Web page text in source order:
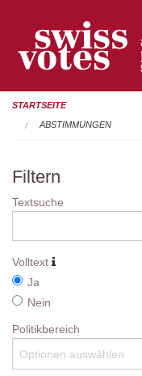
STARTSEITE
ABSTIMMUNGEN
Filtern
Textsuche
Volltext
Ja
Nein
Politikbereich